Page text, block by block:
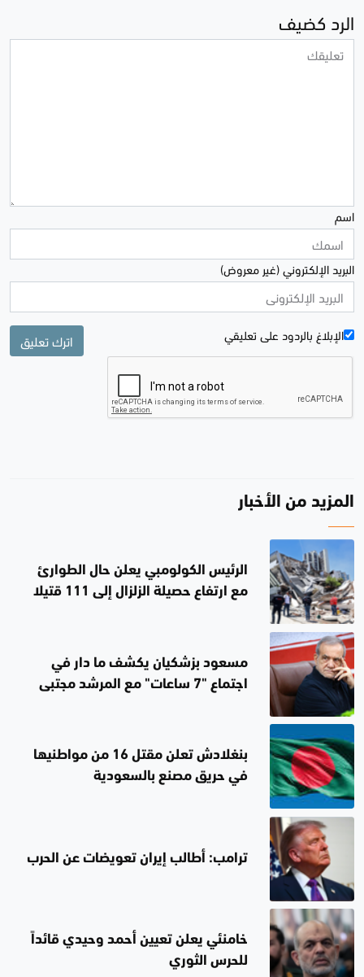
الرد كضيف
اسم
البريد الإلكتروني (غير معروض)
الإبلاغ بالردود علی تعليقي اترك تعليق
المزيد من الأخبار
الرئيس الكولومبي يعلن حال الطوارئ
مع ارتفاع حصيلة الزلزال إلى 111 قتيلا
مسعود بزشكيان يكشف ما دار في
اجتماع "7 ساعات" مع المرشد مجتبى
بنغلادش تعلن مقتل 16 من مواطنيها
في حريق مصنع بالسعودية
ترامب: أطالب إيران تعويضات عن الحرب
خامنئي يعلن تعيين أحمد وحيدي قائداً
للحرس الثوري